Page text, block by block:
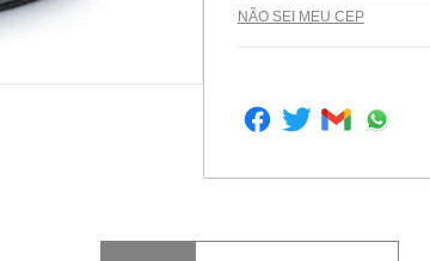
NÃO SEI MEU CEP